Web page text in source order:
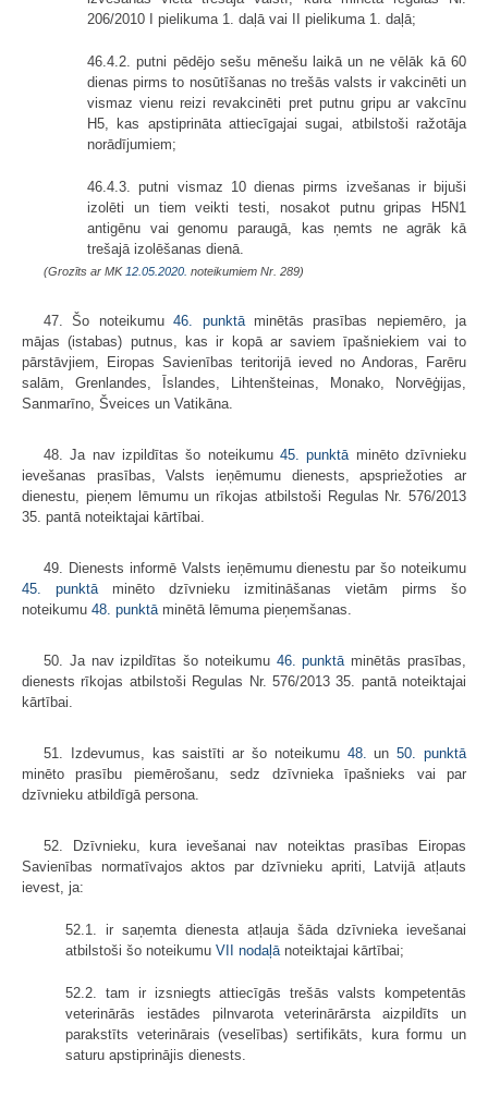
206/2010 I pielikuma 1. daļā vai II pielikuma 1. daļā;
46.4.2. putni pēdējo sešu mēnešu laikā un ne vēlāk kā 60
dienas pirms to nosūtīšanas no trešās valsts ir vakcinēti un
vismaz vienu reizi revakcinēti pret putnu gripu ar vakcīnu
H5, kas apstiprināta attiecīgajai sugai, atbilstoši ražotāja
norādījumiem;
46.4.3. putni vismaz 10 dienas pirms izvešanas ir bijuši
izolēti un tiem veikti testi, nosakot putnu gripas H5N1
antigēnu vai genomu paraugā, kas ņemts ne agrāk kā
trešajā izolēšanas dienā.
(Grozīts ar MK 12.05.2020. noteikumiem Nr. 289)
47. Šo noteikumu46. punktāminētās prasības nepiemēro, ja
mājas (istabas) putnus, kas ir kopā ar saviem īpašniekiem vai to
pārstāvjiem, Eiropas Savienības teritorijā ieved no Andoras, Farēru
salām, Grenlandes, Īslandes, Lihtenšteinas, Monako, Norvēģijas,
Sanmarīno, Šveices un Vatikāna.
48. Ja nav izpildītas šo noteikumu 45. punktā minēto dzīvnieku
ievešanas prasības, Valsts ieņēmumu dienests, apspriežoties ar
dienestu, pieņem lēmumu un rīkojas atbilstoši Regulas Nr. 576/2013
35. pantā noteiktajai kārtībai.
49. Dienests informē Valsts ieņēmumu dienestu par šo noteikumu
45. punktā minēto dzīvnieku izmitināšanas vietām pirms šo
noteikumu 48. punktā minētā lēmuma pieņemšanas.
50. Ja nav izpildītas šo noteikumu 46. punktā minētās prasības,
dienests rīkojas atbilstoši Regulas Nr. 576/2013 35. pantā noteiktajai
kārtībai.
51. Izdevumus, kas saistīti ar šo noteikumu 48.un50. punktā
minēto prasību piemērošanu, sedz dzīvnieka īpašnieks vai par
dzīvnieku atbildīgā persona.
52. Dzīvnieku, kura ievešanai nav noteiktas prasības Eiropas
Savienības normatīvajos aktos par dzīvnieku apriti, Latvijā atļauts
ievest, ja:
52.1. ir saņemta dienesta atļauja šāda dzīvnieka ievešanai
atbilstoši šo noteikumu VII nodaļā noteiktajai kārtībai;
52.2. tam ir izsniegts attiecīgās trešās valsts kompetentās
veterinārās iestādes pilnvarota veterinārārsta aizpildīts un
parakstīts veterinārais (veselības) sertifikāts, kura formu un
saturu apstiprinājis dienests.